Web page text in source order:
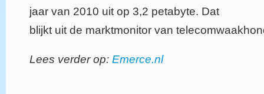
jaar van 2010 uit op 3,2 petabyte. Dat
blijkt uit de marktmonitor van
Lees verder op: Emerce.nl